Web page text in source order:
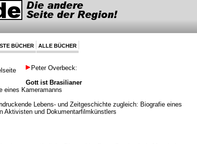
BÜCHER ALLE BÜCHER
Peter Overbeck:
Gott ist Brasilianer
eines Kameramanns
Lebens- und Zeitgeschichte zugleich: Biografie eines
Aktivisten und Dokumentarfilmkünstlers